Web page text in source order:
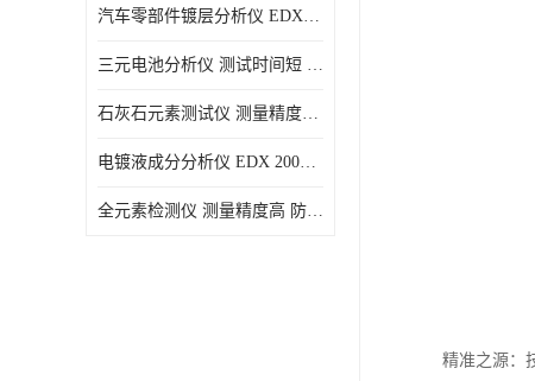
汽车零部件镀层分析仪 EDX600PLUS 自动谱线识别
三元电池分析仪 测试时间短 体积小 方便便携
石灰石元素测试仪 测量精度高 测量方便 快捷
电镀液成分分析仪 EDX 2000A 测量 穿透力强
全元素检测仪 测量精度高 防尘 防水性能好
精准之源：